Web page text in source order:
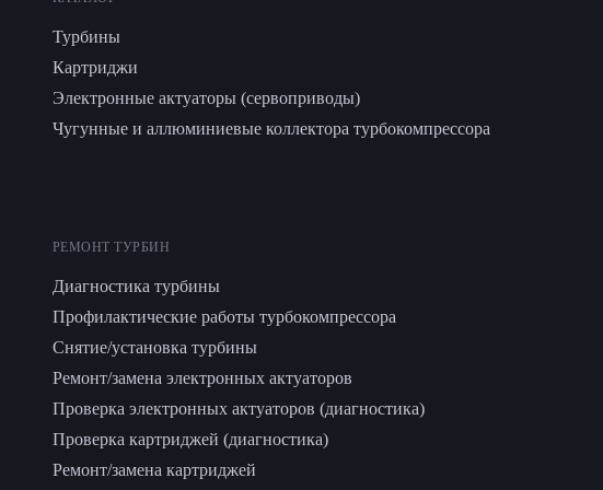
Турбины
Картриджи
Электронные актуаторы (сервоприводы)
Чугунные и аллюминиевые коллектора турбокомпрессора
РЕМОНТ ТУРБИН
Диагностика турбины
Профилактические работы турбокомпрессора
Снятие/установка турбины
Ремонт/замена электронных актуаторов
Проверка электронных актуаторов (диагностика)
Проверка картриджей (диагностика)
Ремонт/замена картриджей